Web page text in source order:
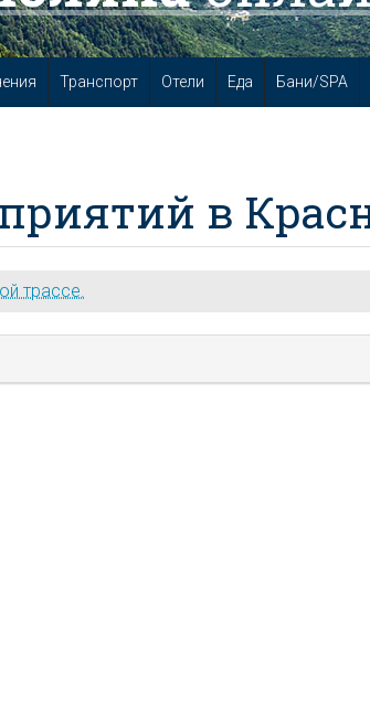
Транспорт Отели Еда Бани/SPA
в
трассе.